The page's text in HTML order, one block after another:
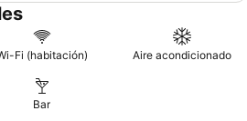
Fi (habitación) Aire acondicionado
Bar